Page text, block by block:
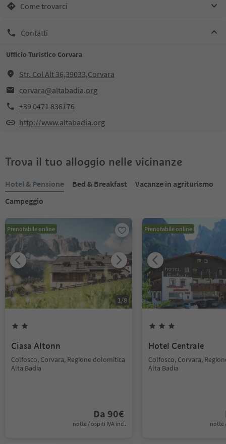
Come trovarci
Contatti
Ufficio Turistico Corvara
Str. Col Alt 36,39033,Corvara
corvara@altabadia.org
+39 0471 836176
http://www.altabadia.org
Trova il tuo alloggio nelle vicinanze
Hotel & Pensione Bed & Breakfast
Vacanze in agriturismo
Campeggio
Prenotabile online
1/8
Ciasa Altonn
Colfosco, Corvara, Regione dolomitica
Alta Badia
Da 90€
notte / ospiti IVA incl.
Prenotabile online
Hotel Centrale
Colfosco, Corvara,
Alta Badia
notte